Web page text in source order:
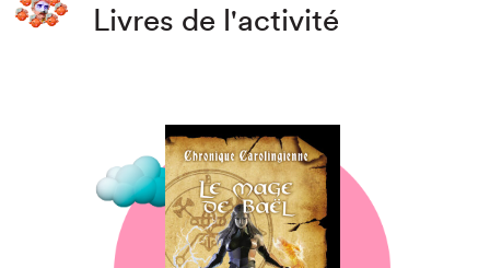
Livres de l'activité